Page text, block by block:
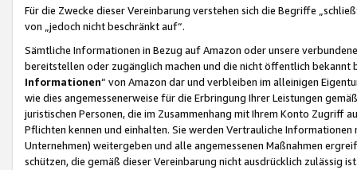
Für die Zwecke dieser Vereinbarung verstehen sich die Begriffe
von „jedoch nicht beschränkt auf“.
Sämtliche Informationen in Bezug auf Amazon oder unsere
bereitstellen oder zugänglich machen und die nicht öffentlich
Informationen“ von Amazon dar und verbleiben im alleinigen
wie dies angemessenerweise für die Erbringung Ihrer Leistungen
juristischen Personen, die im Zusammenhang mit Ihrem Konto
Pflichten kennen und einhalten. Sie werden Vertrauliche
Unternehmen) weitergeben und alle angemessenen Maßnahmen
schützen, die gemäß dieser Vereinbarung nicht ausdrücklich zulässig